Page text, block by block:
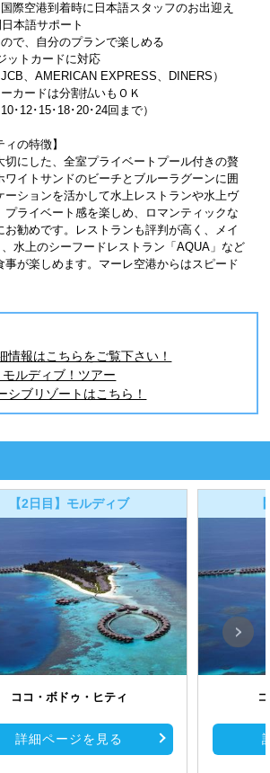
際空港到着時に日本語スタッフのお出迎え
本語サポート
で、自分のプランで楽しめる
ットカードに対応
、AMERICAN EXPRESS、DINERS）
カードは分割払いもＯＫ
･12･15･18･20･24回まで）
ィの特徴】
切にした、全室プライベートプール付きの贅
ワイトサンドのビーチとブルーラグーンに囲
ーションを活かして水上レストランや水上ヴ
プライベート感を楽しめ、ロマンティックな
お勧めです。レストランも評判が高く、メイ
水上のシーフードレストラン「AQUA」など
事が楽しめます。マーレ空港からはスピード
報はこちらをご覧下さい！
ルディブ！ツアー
ブリゾートはこちら！
【2日目】モルディブ
ココ・ボドゥ・ヒティ
詳細ページを見る